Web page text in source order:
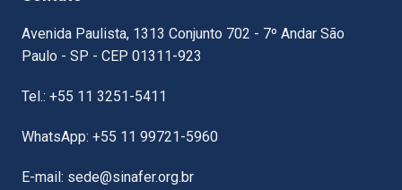
Avenida Paulista, 1313 Conjunto 702 - 7º Andar São
Paulo - SP - CEP 01311-923
Tel.: +55 11 3251-5411
WhatsApp: +55 11 99721-5960
E-mail: sede@sinafer.org.br